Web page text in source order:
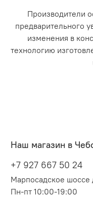
Производители
предварительного
изменения в
технологию
Наш магазин в
+7 927 667 50 24
Марпосадское шоссе
Пн-пт 10:00-19:00